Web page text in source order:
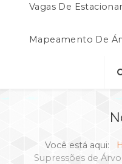
Vagas De
Mapeamento De
Você está aqui:
Supressões de